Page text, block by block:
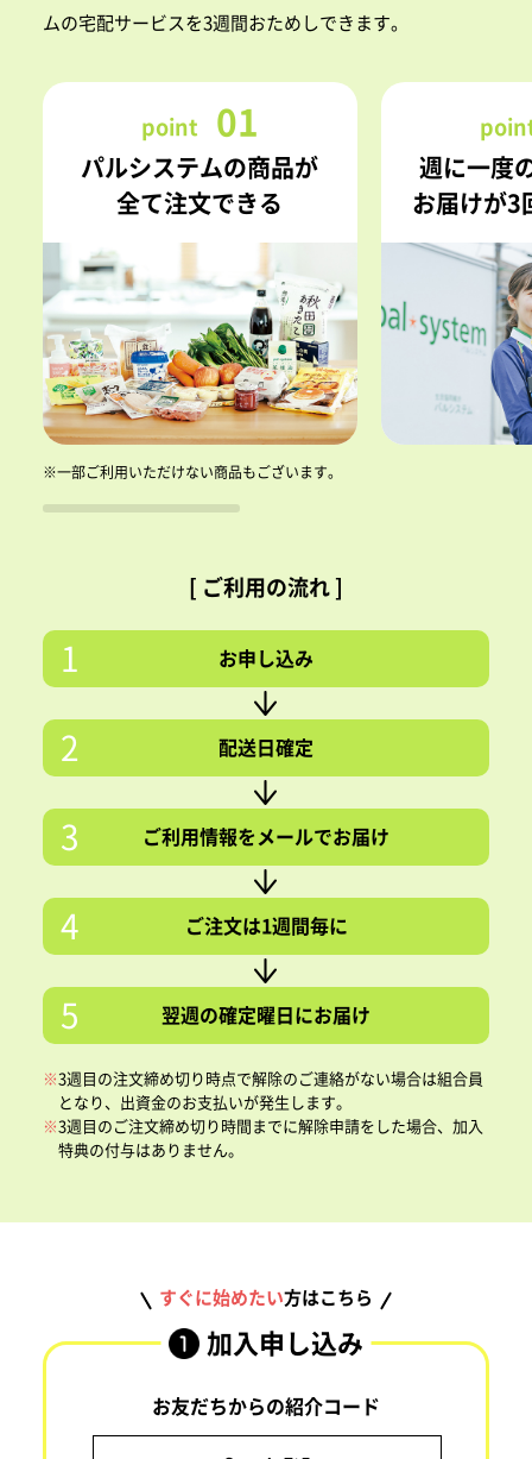
ムの宅配サービスを3週間おためしできます。
point 01
パルシステムの商品が
全て注文できる
※一部ご利用いただけない商品もございます。
週に一度
お届けが3
[ ご利用の流れ ]
1 お申し込み
2 配送日確定
3 ご利用情報をメールでお届け
4 ご注文は1週間毎に
5 翌週の確定曜日にお届け
3週目の注文締め切り時点で解除のご連絡がない場合は組合員
となり、出資金のお支払いが発生します。
3週目のご注文締め切り時間までに解除申請をした場合、加入
特典の付与はありません。
すぐに始めたい方はこちら
加入申し込み
お友だちからの紹介コード